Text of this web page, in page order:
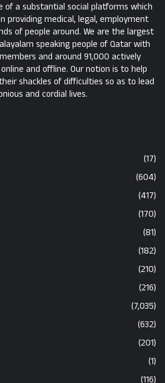
of a substantial social platforms which
providing medical, legal, employment
of people around. We are the largest
speaking people of Qatar with
and around 91,000 actively
and offline. Our notion is to help
shackles of difficulties so as to lead
and cordial lives.
(17)
(604)
(417)
(170)
(81)
(182)
(210)
(216)
(7,035)
(632)
(201)
(1)
(116)